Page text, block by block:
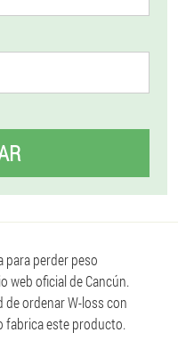
para perder peso
web oficial de Cancún.
ordenar W-loss con
fabrica este producto.